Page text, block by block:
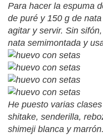
Para hacer la espuma
de puré y 150 g de
agitar y servir. Sin
nata semimontada y
He puesto varias
shitake, senderilla,
shimeji blanca y